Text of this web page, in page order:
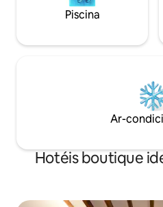
Piscina
Ar-
Hotéis boutique